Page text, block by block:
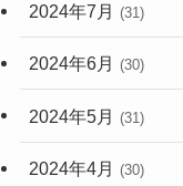
2024年7月 (31)
2024年6月 (30)
2024年5月 (31)
2024年4月 (30)